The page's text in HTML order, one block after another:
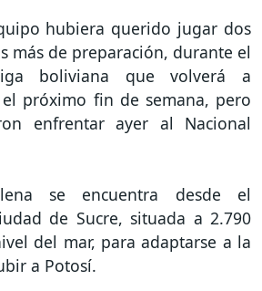
hubiera querido jugar dos
más de preparación, durante el
boliviana que volverá a
próximo fin de semana, pero
enfrentar ayer al Nacional
se encuentra desde el
de Sucre, situada a 2.790
del mar, para adaptarse a la
a Potosí.